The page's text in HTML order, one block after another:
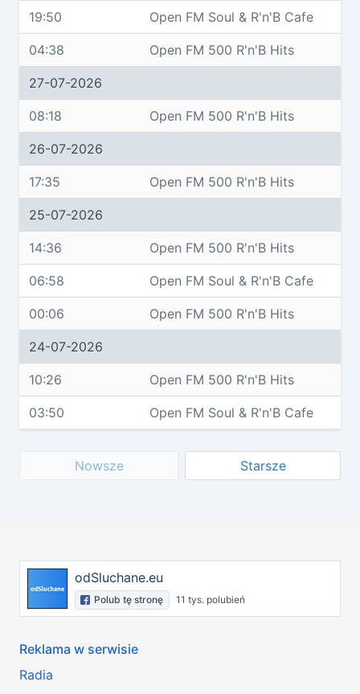
19:50 Open FM Soul & R'n'B Cafe
04:38 Open FM 500 R'n'B Hits
27-07-2026
08:18 Open FM 500 R'n'B Hits
26-07-2026
17:35 Open FM 500 R'n'B Hits
25-07-2026
14:36 Open FM 500 R'n'B Hits
06:58 Open FM Soul & R'n'B Cafe
00:06 Open FM 500 R'n'B Hits
24-07-2026
10:26 Open FM 500 R'n'B Hits
03:50 Open FM Soul & R'n'B Cafe
Nowsze Starsze
odSluchane.eu
Polub tę stronę 11 tys. polubień
Reklama w serwisie
Radia